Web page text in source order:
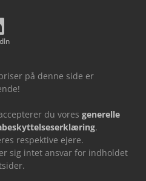
på denne side er
du vores generelle
.
respektive ejere.
sig intet ansvar for indholdet